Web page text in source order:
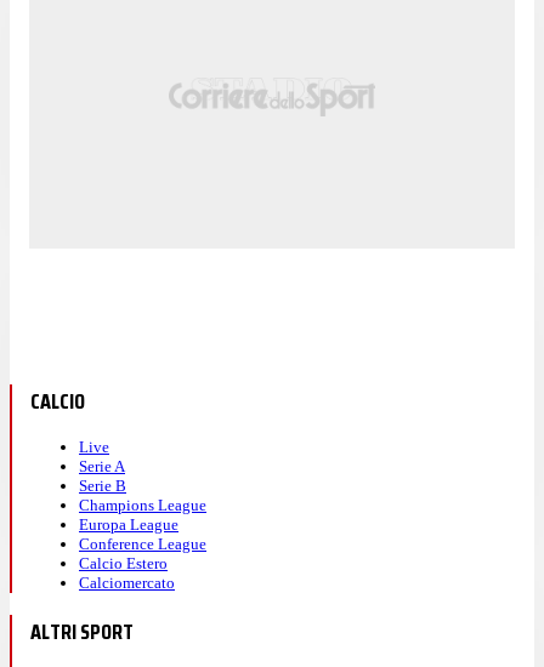
CALCIO
Live
Serie A
Serie B
Champions League
Europa League
Conference League
Calcio Estero
Calciomercato
ALTRI SPORT